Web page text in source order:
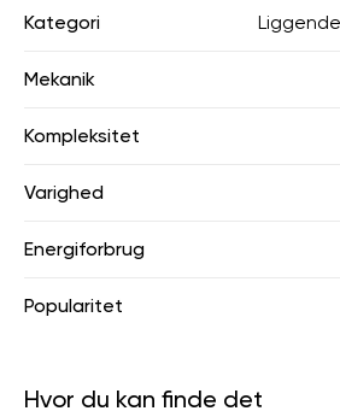
Kategori
Mekanik
Kompleksitet
Varighed
Energiforbrug
Popularitet
Hvor du kan finde det